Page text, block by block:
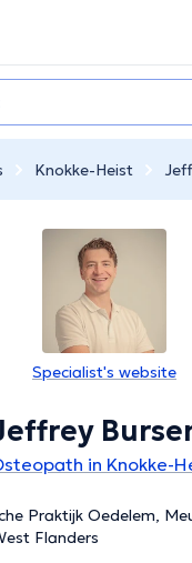
Knokke-Heist
Specialist's website
in Knokke-
Praktijk Oedelem,
Flanders